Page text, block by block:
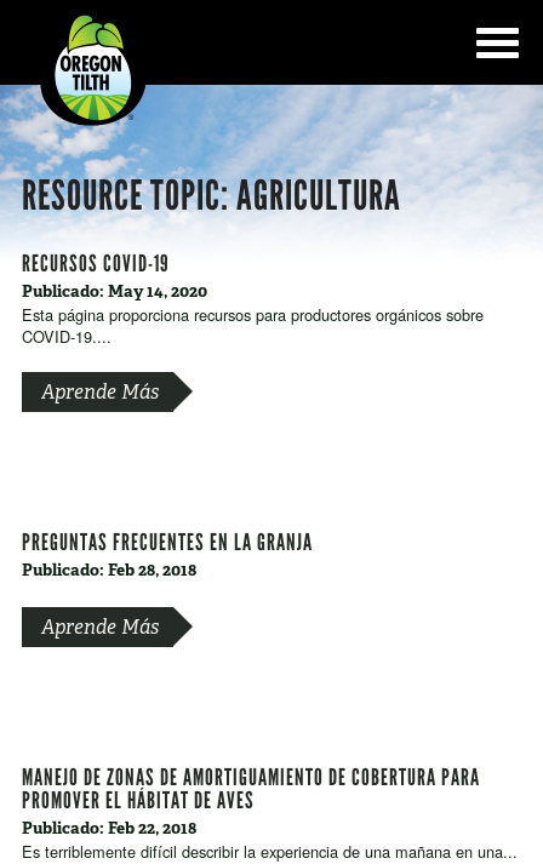
RESOURCE TOPIC:AGRICULTURA
RECURSOS COVID-19
Publicado: May 14, 2020
Esta página proporciona recursos para productores orgánicos sobre
COVID-19....
Aprende Más
PREGUNTAS FRECUENTES EN LA GRANJA
Publicado: Feb 28, 2018
Aprende Más
MANEJO DE ZONAS DE AMORTIGUAMIENTO DE COBERTURA PARA
PROMOVER EL HÁBITAT DE AVES
Publicado: Feb 22, 2018
Es terriblemente difícil describir la experiencia de una mañana en una...